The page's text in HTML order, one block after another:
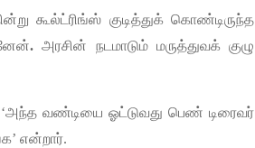
கூல்ட்ரிங்ஸ் குடித்துக் கொண்டிருந்த
.அரசின் நடமாடும் மருத்துவக் குழு
அந்த வண்டியை ஓட்டுவது பெண் டிரைவர்
’என்றார்.